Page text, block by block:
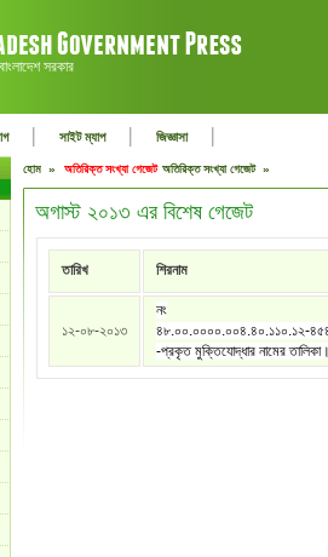
সরকার
| সাইট ম্যাপ | জিজ্ঞাসা |
হোম » অতিরিক্ত সংখ্যা গেজেট অতিরিক্ত সংখ্যা গেজেট »
অগাস্ট ২০১৩ এর বিশেষ গেজেট
তারিখ শিরনাম
১২-০৮-২০১৩
নং
৪৮.০০.০০০০.০০৪.৪০.১১০.১২-
-প্রকৃত মুক্তিযোদ্ধার নামের